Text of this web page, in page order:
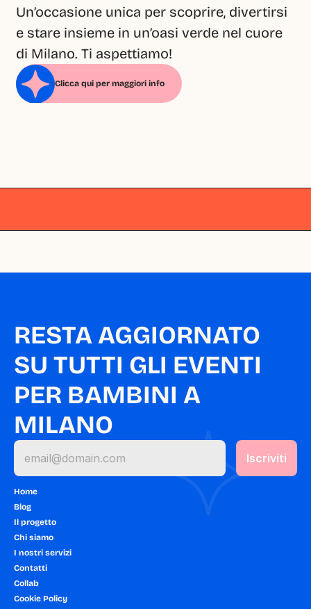
Un’occasione unica per scoprire, divertirsi
e stare insieme in un’oasi verde nel cuore
di Milano. Ti aspettiamo!
Clicca qui per maggiori info
RESTA AGGIORNATO
SU TUTTI GLI EVENTI
PER BAMBINI A
MILANO
Home
Blog
Il progetto
Chi siamo
I nostri servizi
Contatti
Collab
Cookie Policy